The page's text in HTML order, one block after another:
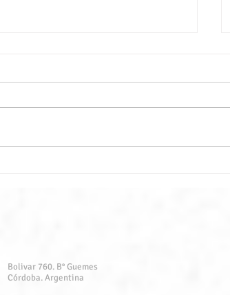
Bolivar 760. B° Guemes
Córdoba. Argentina